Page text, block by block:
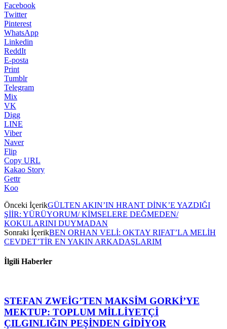
Facebook
Twitter
Pinterest
WhatsApp
Linkedin
ReddIt
E-posta
Print
Tumblr
Telegram
Mix
VK
Digg
LINE
Viber
Naver
Flip
Copy URL
Kakao Story
Gettr
Koo
Önceki İçerikGÜLTEN AKIN’IN HRANT DİNK’E YAZDIĞI
ŞİİR: YÜRÜYORUM/ KİMSELERE DEĞMEDEN/
KOKULARINI DUYMADAN
Sonraki İçerikBEN ORHAN VELİ: OKTAY RIFAT’LA MELİH
CEVDET’TİR EN YAKIN ARKADAŞLARIM
İlgili Haberler
STEFAN ZWEİG’TEN MAKSİM GORKİ’YE
MEKTUP: TOPLUM MİLLİYETÇİ
ÇILGINLIĞIN PEŞİNDEN GİDİYOR